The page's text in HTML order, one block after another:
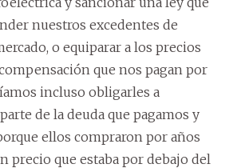
nuestros excedentes de
o equiparar a los precios
que nos pagan por
incluso obligarles a
de la deuda que pagamos y
ellos compraron por años
precio que estaba por debajo del